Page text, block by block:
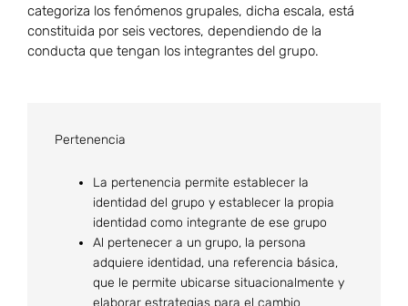
categoriza los fenómenos grupales, dicha escala, está
constituida por seis vectores, dependiendo de la
conducta que tengan los integrantes del grupo.
Pertenencia
La pertenencia permite establecer la
identidad del grupo y establecer la propia
identidad como integrante de ese grupo
Al pertenecer a un grupo, la persona
adquiere identidad, una referencia básica,
que le permite ubicarse situacionalmente y
elaborar estrategias para el cambio